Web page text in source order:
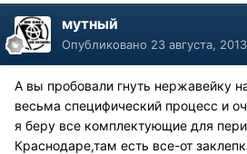
мутный
Опубликовано 23 августа, 2013
А вы пробовали гнуть нержавейку
весьма специфический процесс и
я беру все комплектующие для
Краснодаре,там есть все-от